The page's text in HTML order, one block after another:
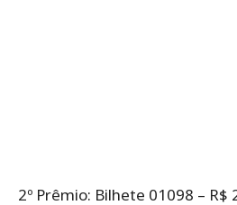
2º Prêmio: Bilhete 01098 – R$